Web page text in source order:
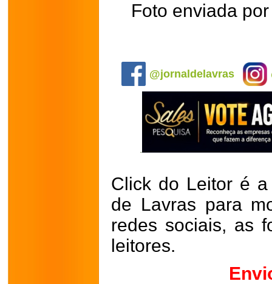
Foto enviada
@jornaldelavras
Click do Leitor é
de Lavras para
redes sociais, as
leitores.